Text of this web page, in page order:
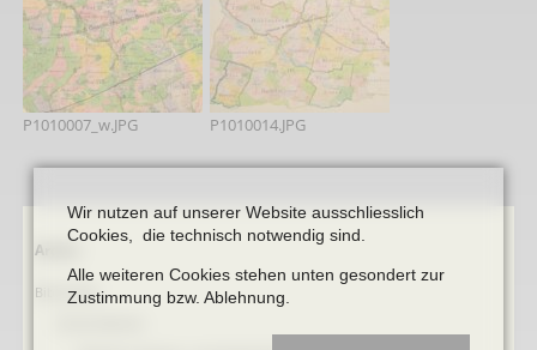
P1010007_w.JPG P1010014.JPG
Navigation
überspringen
Archiv
Bibliothek
Wir nutzen auf unserer Website ausschliesslich
Cookies, die technisch notwendig sind.
Alle weiteren Cookies stehen unten gesondert zur
Zustimmung bzw. Ablehnung.